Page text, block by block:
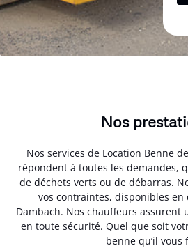
Nos
Nos services de Location Benne
répondent à toutes les demandes,
de déchets verts ou de débarras.
vos contraintes, disponibles en
Dambach. Nos chauffeurs assurent
en toute sécurité. Quel que soit
benne qu’il vous